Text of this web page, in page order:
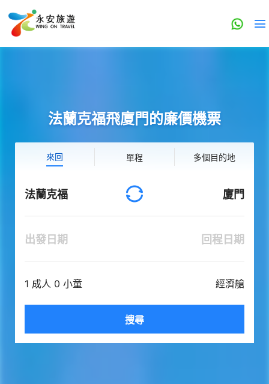
法蘭克福飛廈門的廉價機票
來回 單程 多個目的地
法蘭克福 廈門
出發日期 回程日期
1 成人 0 小童 經濟艙
搜尋